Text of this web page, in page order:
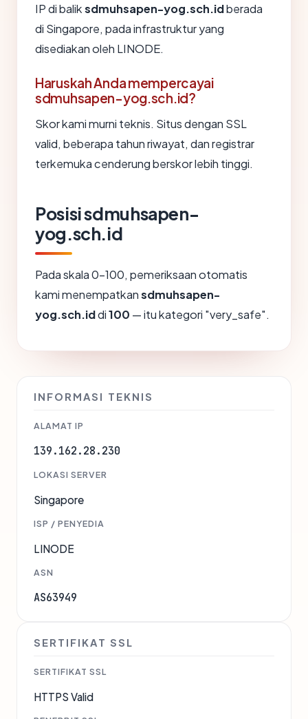
IP di baliksdmuhsapen-yog.sch.idberada
di Singapore, pada infrastruktur yang
disediakan oleh LINODE.
Haruskah Anda mempercayai
sdmuhsapen-yog.sch.id?
Skor kami murni teknis. Situs dengan SSL
valid, beberapa tahun riwayat, dan registrar
terkemuka cenderung berskor lebih tinggi.
Posisi sdmuhsapen-
yog.sch.id
Pada skala 0-100, pemeriksaan otomatis
kami menempatkansdmuhsapen-
yog.sch.iddi100 — itu kategori "very_safe".
INFORMASI TEKNIS
ALAMAT IP
139.162.28.230
LOKASI SERVER
Singapore
ISP / PENYEDIA
LINODE
ASN
AS63949
SERTIFIKAT SSL
SERTIFIKAT SSL
HTTPS Valid